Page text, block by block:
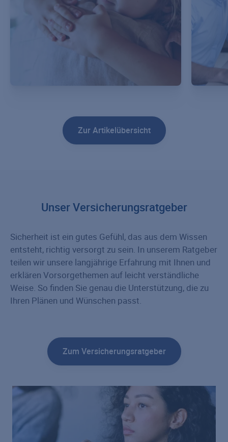
THEMENWELT
Familie Zur Artikelübersicht
Unser Versicherungsratgeber
Sicherheit ist ein gutes Gefühl, das aus dem Wissen
entsteht, richtig versorgt zu sein. In unserem Ratgeber
teilen wir unsere langjährige Erfahrung mit Ihnen und
erklären Vorsorgethemen auf leicht verständliche
Weise. So finden Sie genau die Unterstützung, die zu
Ihren Plänen und Wünschen passt.
Zum Versicherungsratgeber